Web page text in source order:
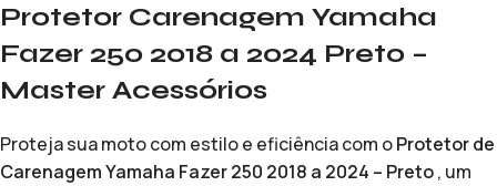
Protetor Carenagem Yamaha
Fazer 250 2018 a 2024 Preto –
Master Acessórios
Proteja sua moto com estilo e eficiência com oProtetor de
Carenagem Yamaha Fazer 250 2018 a 2024 – Preto, um